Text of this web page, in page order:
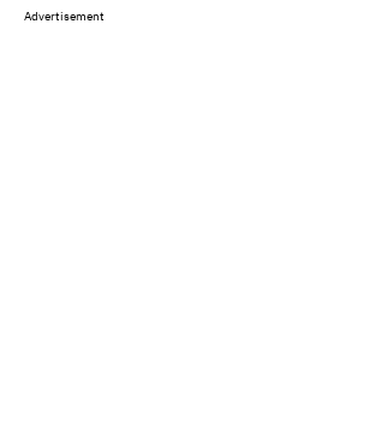
Advertisement